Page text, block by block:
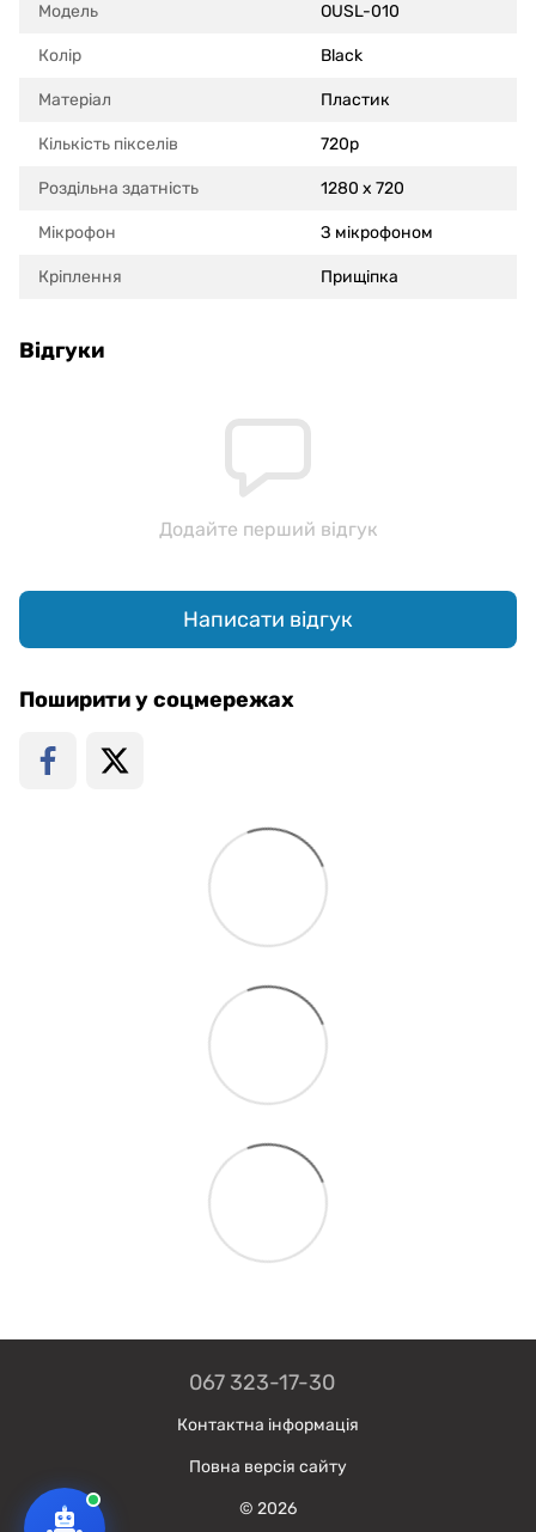
Модель OUSL-010
Колір Black
Матеріал Пластик
Кількість пікселів 720p
Роздільна здатність 1280 x 720
Мікрофон З мікрофоном
Кріплення Прищіпка
Відгуки
Додайте перший відгук
Написати відгук
Поширити у соцмережах
067 323-17-30
Контактна інформація
Повна версія сайту
© 2026